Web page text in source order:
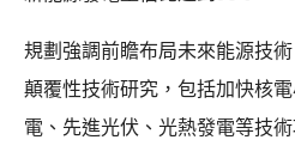
規劃強調前瞻布局未來能源技
顛覆性技術研究，包括加快核
電、先進光伏、光熱發電等技